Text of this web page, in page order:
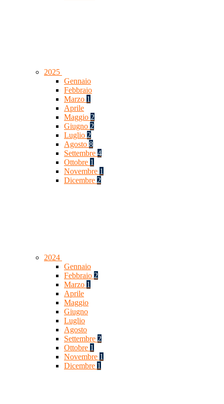
2025
Gennaio
Febbraio
Marzo 1
Aprile
Maggio 2
Giugno 2
Luglio 2
Agosto 8
Settembre 4
Ottobre 1
Novembre 1
Dicembre 2
2024
Gennaio
Febbraio 2
Marzo 1
Aprile
Maggio
Giugno
Luglio
Agosto
Settembre 2
Ottobre 1
Novembre 1
Dicembre 1